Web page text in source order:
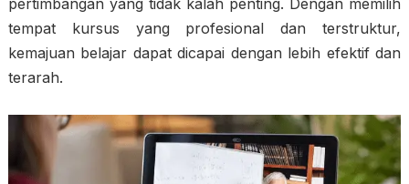
pertimbangan yang tidak kalah penting. Dengan memilih
tempat kursus yang profesional dan terstruktur,
kemajuan belajar dapat dicapai dengan lebih efektif dan
terarah.